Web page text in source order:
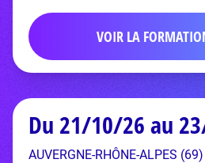
VOIR LA
Du 21/10/26 au
AUVERGNE-RHÔNE-ALPES (69)